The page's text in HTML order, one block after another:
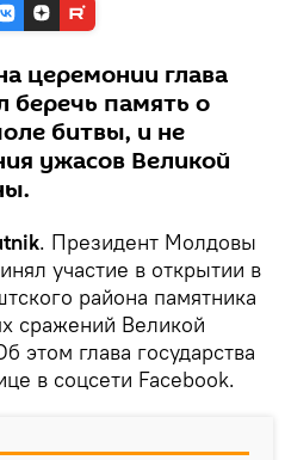
церемонии глава
беречь память о
битвы, и не
ужасов Великой
. Президент Молдовы
участие в открытии в
района памятника
сражений Великой
этом глава государства
в соцсети Facebook.